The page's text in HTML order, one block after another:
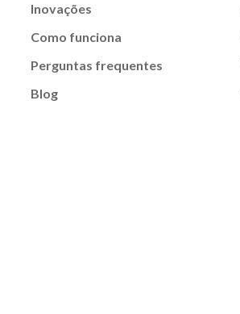
Inovações
Como funciona
Perguntas frequentes
Blog